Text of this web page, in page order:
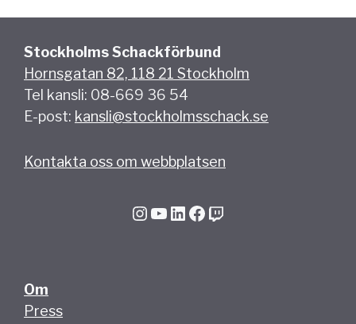
Stockholms Schackförbund
Hornsgatan 82, 118 21 Stockholm
Tel kansli: 08-669 36 54
E-post: kansli@stockholmsschack.se
Kontakta oss om webbplatsen
InstagramYouTube LinkedIn Facebook Twitch
Om
Press